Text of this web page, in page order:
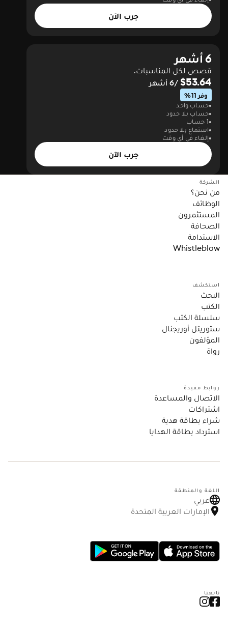
جرب الآن
6 أشهر
قصص لكل المناسبات.
$53.64 /6 أشهر
وفر 11%
حساب واحد
حساب بلا حدود
1 حساب
استماع بلا حدود
إلغاء في أي وقت
جرب الآن
الشركة
من نحن؟
الوظائف
المستثمرون
الصحافة
الاستدامة
Whistleblow
استكشف
البحث
الكتب
سلسلة الكتب
ستوريتل أوريجنال
المؤلفون
رواة
روابط مفيدة
الاتصال والمساعدة
اشتراكات
شراء بطاقة هدية
استرداد بطاقة الهدايا
اللغة والمنطقة
عربي
الإمارات العربية المتحدة
تابعنا